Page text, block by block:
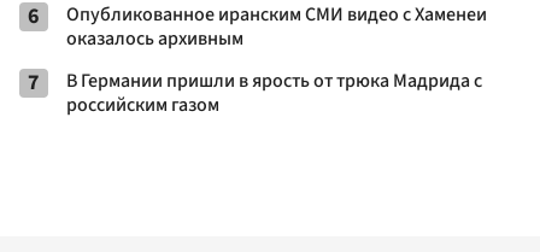
6
Опубликованное иранским СМИ видео с Хаменеи
оказалось архивным
7
В Германии пришли в ярость от трюка Мадрида с
российским газом